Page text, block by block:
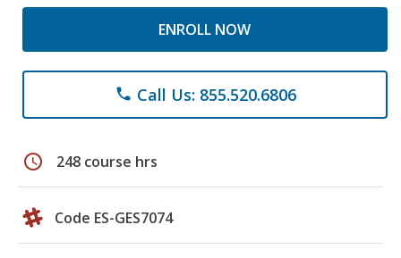
ENROLL NOW
phone Call Us: 855.520.6806
schedule 248 course hrs
Code ES-GES7074